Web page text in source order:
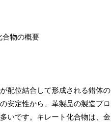
配位結合して形成される錯体
安定性から、革製品の製造プ
いです。キレート化合物は、